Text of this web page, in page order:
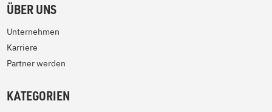
ÜBER UNS
Unternehmen
Karriere
Partner werden
KATEGORIEN